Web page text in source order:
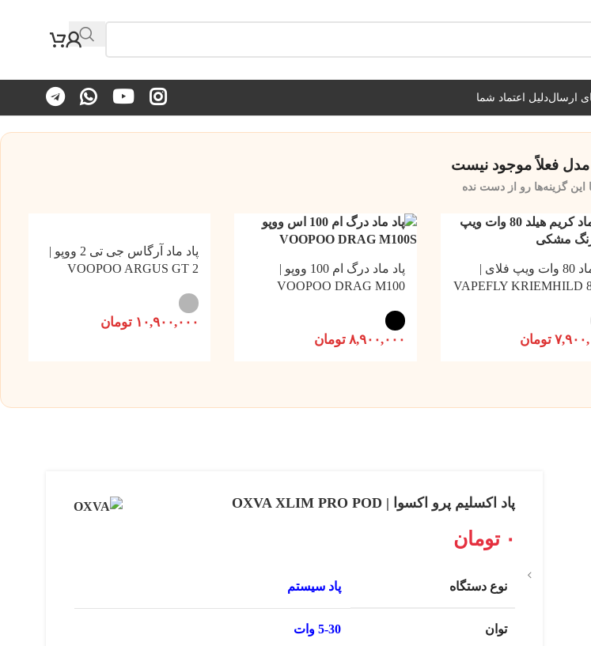
ارسالدلیل اعتماد شما
مدل فعلاً موجود نیست
این گزینه‌ها رو از دست نده
پاد ماد 80 وات ویپ فلای |
VAPEFLY KRIEMHILD
تومان
پاد ماد درگ ام 100 ووپو |
VOOPOO DRAG M100
۸,۹۰۰,۰۰۰ تومان
پاد ماد آرگاس جی تی 2 ووپو |
VOOPOO ARGUS GT 2
۱۰,۹۰۰,۰۰۰ تومان
پاد اکسلیم پرو اکسوا | OXVA XLIM PRO POD
۰ تومان
نوع دستگاه پاد سیستم
توان 5-30 وات